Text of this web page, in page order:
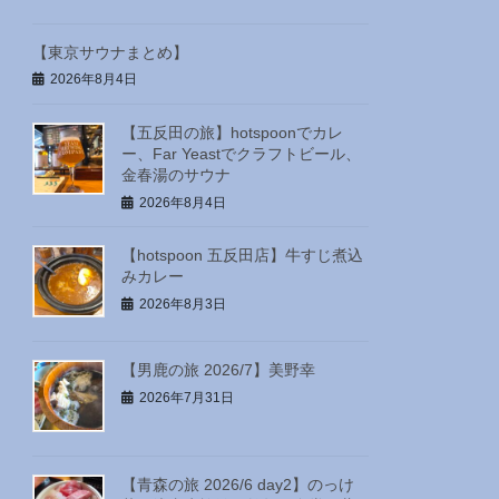
【東京サウナまとめ】
2026年8月4日
【五反田の旅】hotspoonでカレ
ー、Far Yeastでクラフトビール、
金春湯のサウナ
2026年8月4日
【hotspoon 五反田店】牛すじ煮込
みカレー
2026年8月3日
【男鹿の旅 2026/7】美野幸
2026年7月31日
【青森の旅 2026/6 day2】のっけ